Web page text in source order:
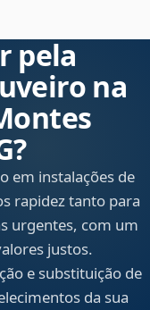
pela
na
em instalações de
rapidez tanto para
urgentes, com um
justos.
e substituição de
da sua